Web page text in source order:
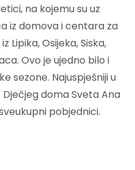
na kojemu su uz
iz domova i centara za
Lipika, Osijeka, Siska,
Ovo je ujedno bilo i
sezone. Najuspješniji u
doma Sveta Ana
pobjednici.